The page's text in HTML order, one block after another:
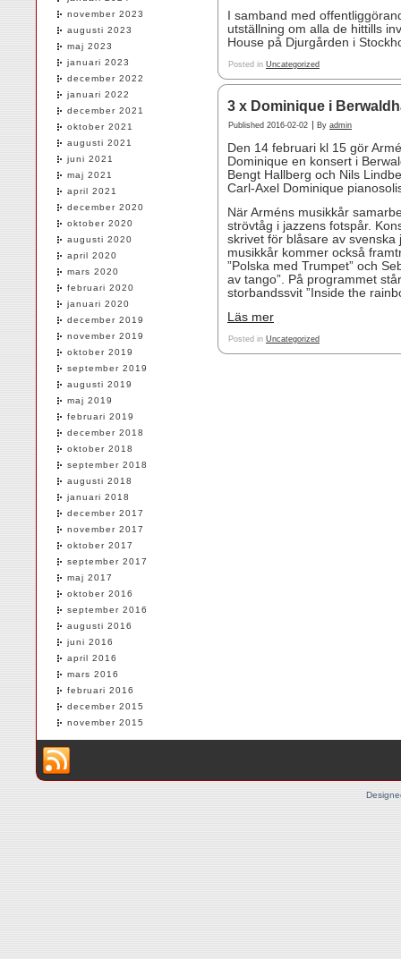
november 2023
augusti 2023
maj 2023
januari 2023
december 2022
januari 2022
december 2021
oktober 2021
augusti 2021
juni 2021
maj 2021
april 2021
december 2020
oktober 2020
augusti 2020
april 2020
mars 2020
februari 2020
januari 2020
december 2019
november 2019
oktober 2019
september 2019
augusti 2019
maj 2019
februari 2019
december 2018
oktober 2018
september 2018
augusti 2018
januari 2018
december 2017
november 2017
oktober 2017
september 2017
maj 2017
oktober 2016
september 2016
augusti 2016
juni 2016
april 2016
mars 2016
februari 2016
december 2015
november 2015
I samband med
utställning om alla de hittills
House på Djurgården i
Posted in Uncategorized
3 x Dominique i
Published 2016-02-02 | By admin
Den 14 februari kl 15 gör
Dominique en konsert i
Bengt Hallberg och Nils
Carl-Axel Dominique
När Arméns musikkår
strövtåg i jazzens fotspår.
skrivet för blåsare av
musikkår kommer också
”Polska med Trumpet” och
av tango”. På programmet
storbandssvit ”Inside the
Läs mer
Posted in Uncategorized